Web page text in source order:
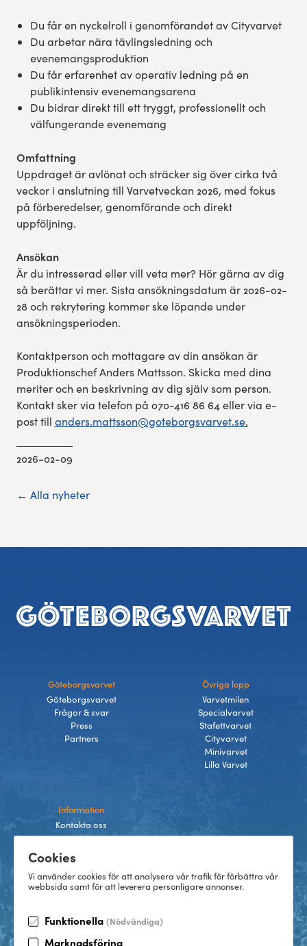
Cookies
Vi använder cookies för att analysera vår trafik för förbättra vår
webbsida samt för att leverera personligare annonser.
Funktionella (Nödvändiga)
Marknadsföring
Du får en nyckelroll i genomförandet av Cityvarvet
Du arbetar nära tävlingsledning och
evenemangsproduktion
Du får erfarenhet av operativ ledning på en
publikintensiv evenemangsarena
Du bidrar direkt till ett tryggt, professionellt och
välfungerande evenemang
Omfattning
Uppdraget är avlönat och sträcker sig över cirka två
veckor i anslutning till Varvetveckan 2026, med fokus
på förberedelser, genomförande och direkt
uppföljning.
Ansökan
Är du intresserad eller vill veta mer? Hör gärna av dig
så berättar vi mer. Sista ansökningsdatum är 2026-02-
28 och rekrytering kommer ske löpande under
ansökningsperioden.
Kontaktperson och mottagare av din ansökan är
Produktionschef Anders Mattsson. Skicka med dina
meriter och en beskrivning av dig själv som person.
Kontakt sker via telefon på 070-416 86 64 eller via e-
post till anders.mattsson@goteborgsvarvet.se.
2026-02-09
← Alla nyheter
Sidfot
Göteborgsvarvet
Göteborgsvarvet
Frågor & svar
Press
Partners
Övriga lopp
Varvetmilen
Specialvarvet
Stafettvarvet
Cityvarvet
Minivarvet
Lilla Varvet
Information
Kontakta oss
Villkor
Cookies